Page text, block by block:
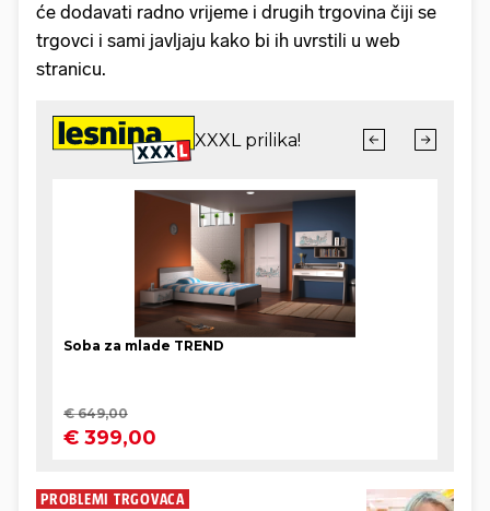
će dodavati radno vrijeme i drugih trgovina čiji se
trgovci i sami javljaju kako bi ih uvrstili u web
stranicu.
PROBLEMI TRGOVACA